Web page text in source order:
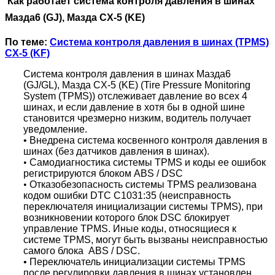
Мазда6 (GJ), Мазда CX-5 (KE)
По теме: Система контроля давления в шинах (TPMS)
CX-5 (KF)
Система контроля давления в шинах Мазда6
(GJ/GL), Мазда CX-5 (KE) (Tire Pressure Monitoring
System (TPMS)) отслеживает давление во всех 4
шинах, и если давление в хотя бы в одной шине
становится чрезмерно низким, водитель получает
уведомление.
• Внедрена система косвенного контроля давления в
шинах (без датчиков давления в шинах).
• Самодиагностика системы TPMS и коды ее ошибок
регистрируются блоком ABS / DSC
• Отказобезопасность системы TPMS реализована
кодом ошибки DTC C1031:35 (неисправность
переключателя инициализации системы TPMS), при
возникновении которого блок DSC блокирует
управление TPMS. Иные коды, относящиеся к
системе TPMS, могут быть вызваны неисправностью
самого блока ABS / DSC.
• Переключатель инициализации системы TPMS
после регулировки давления в шинах установлен